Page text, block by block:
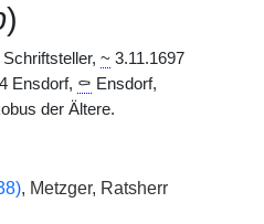
)
~ 3.11.1697
Ensdorf, ⚰ Ensdorf,
der Ältere.
, Metzger, Ratsherr